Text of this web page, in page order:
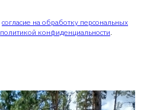
согласие на обработку персональных
политикой конфиденциальности